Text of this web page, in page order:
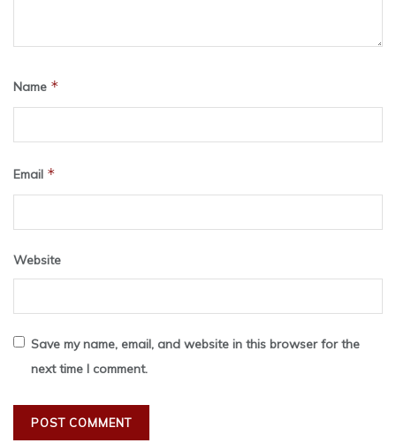
Name *
Email *
Website
Save my name, email, and website in this browser for the
next time I comment.